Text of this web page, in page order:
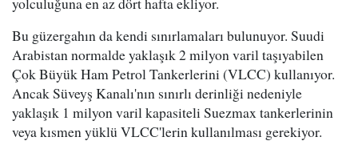
Bu güzergahın da kendi sınırlamaları bulunuyor. Suudi
Arabistan normalde yaklaşık 2 milyon varil taşıyabilen
Çok Büyük Ham Petrol Tankerlerini (VLCC) kullanıyor.
Ancak Süveyş Kanalı'nın sınırlı derinliği nedeniyle
yaklaşık 1 milyon varil kapasiteli Suezmax tankerlerinin
veya kısmen yüklü VLCC'lerin kullanılması gerekiyor.